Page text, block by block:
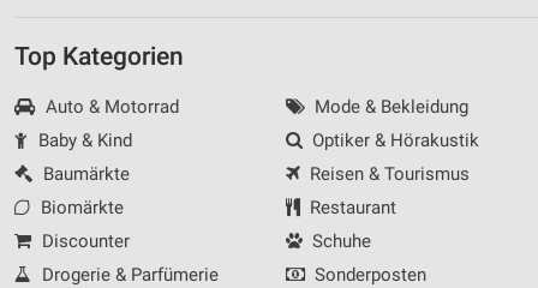
Top Kategorien
Auto & Motorrad
Baby & Kind
Baumärkte
Biomärkte
Discounter
Drogerie & Parfümerie
Mode & Bekleidung
Optiker & Hörakustik
Reisen & Tourismus
Restaurant
Schuhe
Sonderposten